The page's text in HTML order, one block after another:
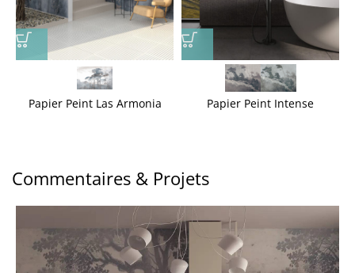
Papier Peint Las Armonia Papier Peint Intense
Commentaires & Projets